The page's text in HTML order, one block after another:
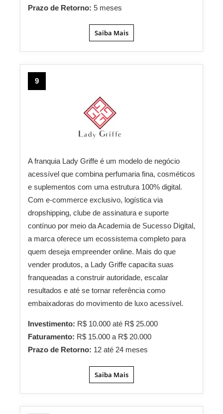
Prazo de Retorno: 5 meses
Saiba Mais
9
A franquia Lady Griffe é um modelo de negócio
acessível que combina perfumaria fina, cosméticos
e suplementos com uma estrutura 100% digital.
Com e-commerce exclusivo, logística via
dropshipping, clube de assinatura e suporte
contínuo por meio da Academia de Sucesso Digital,
a marca oferece um ecossistema completo para
quem deseja empreender online. Mais do que
vender produtos, a Lady Griffe capacita suas
franqueadas a construir autoridade, escalar
resultados e até se tornar referência como
embaixadoras do movimento de luxo acessível.
Investimento: R$ 10.000 até R$ 25.000
Faturamento: R$ 15.000 a R$ 20.000
Prazo de Retorno: 12 até 24 meses
Saiba Mais